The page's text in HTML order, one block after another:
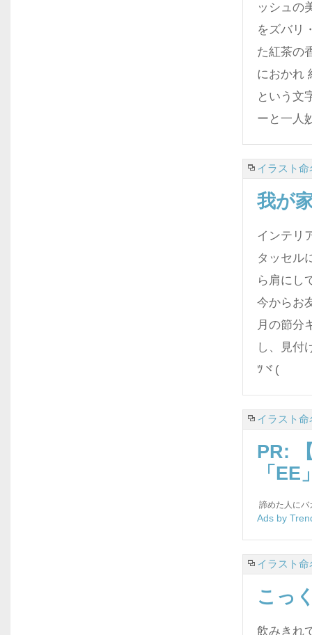
ッシュの
をズバリ
た紅茶の
におかれ
という文
ーと一人
イラスト
我が
インテリ
タッセル
ら肩にし
今からお
月の節分
し、見付
ﾂヾ(
イラスト
PR:
「
諦めた人にバ
Ads by
イラスト
こっ
飲みきれ